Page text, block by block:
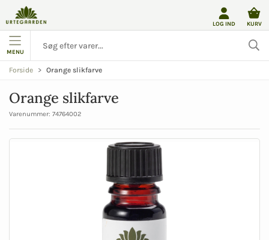
LOG IND KURV
MENU
Forside Orange slikfarve
Orange slikfarve
Varenummer: 74764002